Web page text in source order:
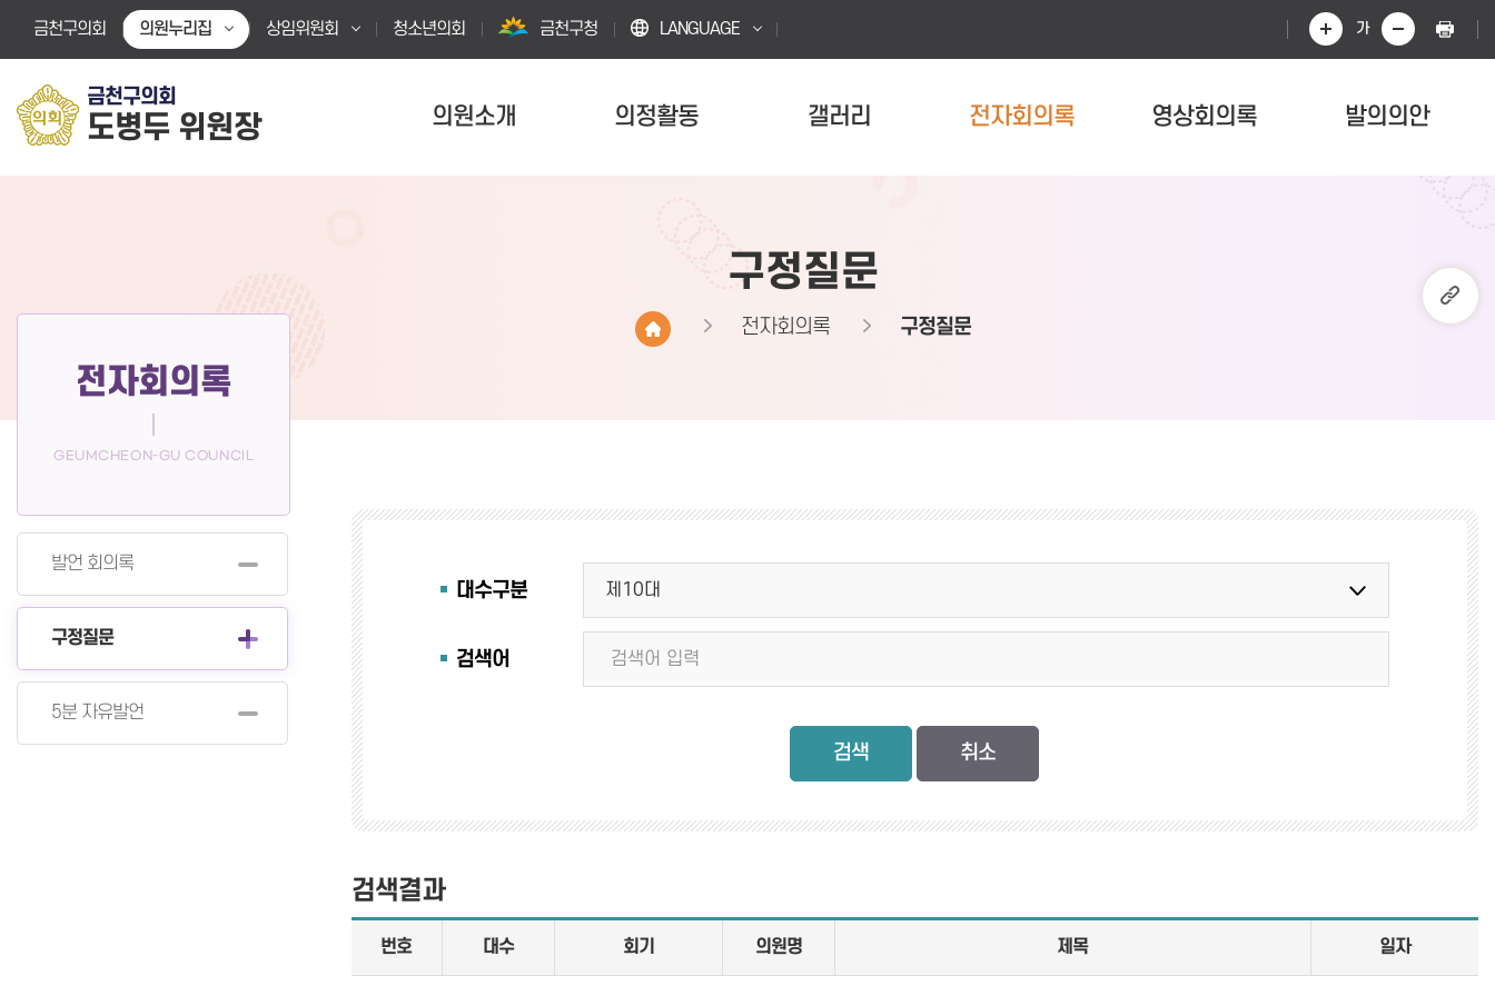
금천구의회
의원누리집 상임위원회 청소년의회 금천구청 LANGUAGE 가
금천구의회
도병두 위원장 의원소개 의정활동 갤러리 전자회의록 영상회의록 발의의안
전자회의록
GEUMCHEON-GU COUNCIL
발언 회의록
구정질문
5분 자유발언
구정질문
전자회의록 구정질문
대수구분
검색어
검색
검색결과
번호 대수 회기 의원명 제목 일자